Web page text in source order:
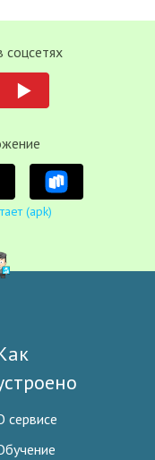
соцсетях
(apk)
сервисе